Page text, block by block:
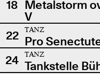
18 Metalstorm
V
22
TANZ
Pro
24
TANZ
Tankstelle